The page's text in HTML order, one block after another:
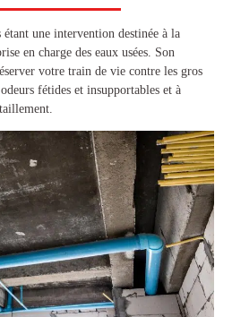
étant une intervention destinée à la
en charge des eaux usées. Son
votre train de vie contre les gros
fétides et insupportables et à